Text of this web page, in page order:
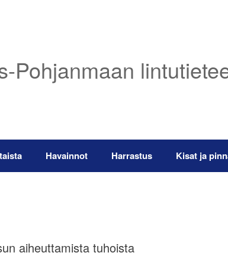
Pohjanmaan
Havainnot Harrastus Kisat ja
aiheuttamista tuhoista